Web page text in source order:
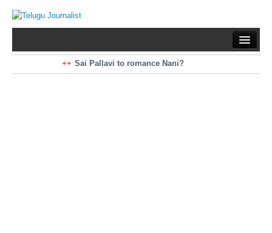
Sai Pallavi to romance Nani?
Kiara Advani to romance Pawan Kalyan